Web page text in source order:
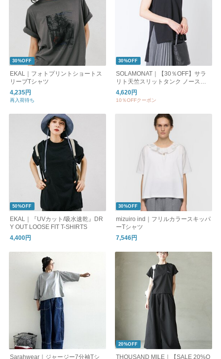
30%OFF
EKAL｜フォトプリントショートス
リーブTシャツ
4,235円
再入荷待ち
30%OFF
SOLAMONAT｜【30％OFF】サラ
リト天竺スリットタンク ノースリ
ーブ トップス プルオーバー カット
ソー Tシャツ sma-sara-tkslt
4,620円
10％OFFクーポン
50%OFF
EKAL｜『UVカット/吸水速乾』DR
Y OUT LOOSE FIT T-SHIRTS
4,400円
30%OFF
mizuiro ind｜フリルカラースキッパ
ーTシャツ
7,546円
Sarahwear｜ジャージー7分袖Tシ
20%OFF
THOUSAND MILE｜【SALE 20%O